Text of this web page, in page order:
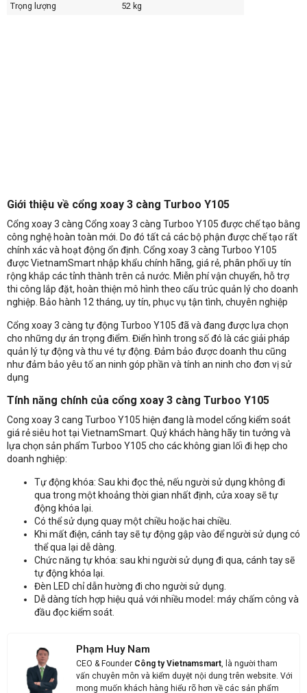
Giới thiệu về cổng xoay 3 càng Turboo Y105
Cổng xoay 3 càng Cổng xoay 3 càng Turboo Y105 được chế tạo bằng
công nghệ hoàn toàn mới. Do đó tất cả các bộ phận được chế tạo rất
chính xác và hoạt động ổn định. Cổng xoay 3 càng Turboo Y105
được VietnamSmart nhập khẩu chính hãng, giá rẻ, phân phối uy tín
rộng khắp các tỉnh thành trên cả nước. Miễn phí vận chuyển, hỗ trợ
thi công lắp đặt, hoàn thiện mô hình theo cấu trúc quản lý cho doanh
nghiệp. Bảo hành 12 tháng, uy tín, phục vụ tận tình, chuyên nghiệp
Cổng xoay 3 càng tự động Turboo Y105 đã và đang được lựa chọn
cho những dự án trọng điểm. Điển hình trong số đó là các giải pháp
quản lý tự động và thu vé tự động. Đảm bảo được doanh thu cũng
như đảm bảo yêu tố an ninh góp phần và tính an ninh cho đơn vị sử
dụng
Tính năng chính của cổng xoay 3 càng Turboo Y105
Cong xoay 3 cang Turboo Y105 hiện đang là model cổng kiểm soát
giá rẻ siêu hot tại VietnamSmart. Quý khách hàng hãy tin tưởng và
lựa chọn sản phẩm Turboo Y105 cho các không gian lối đi hẹp cho
doanh nghiệp:
Tự động khóa: Sau khi đọc thẻ, nếu người sử dụng không đi
qua trong một khoảng thời gian nhất định, cửa xoay sẽ tự
động khóa lại.
Có thể sử dụng quay một chiều hoặc hai chiều.
Khi mất điện, cánh tay sẽ tự động gập vào để người sử dụng có
thể qua lại dễ dàng.
Chức năng tự khóa: sau khi người sử dụng đi qua, cánh tay sẽ
tự động khóa lại.
Đèn LED chỉ dẫn hường đi cho người sử dụng.
Dễ dàng tích hợp hiệu quả với nhiều model: máy chấm công và
đầu đọc kiểm soát.
Phạm Huy Nam
CEO & Founder Công ty Vietnamsmart , là người tham
vấn chuyên môn và kiểm duyệt nội dung trên website. Với
mong muốn khách hàng hiểu rõ hơn về các sản phẩm
Trọng lượng
52 kg
Nhận báo giá sản phẩm: Cổng xoay 3 càng Turboo Y105